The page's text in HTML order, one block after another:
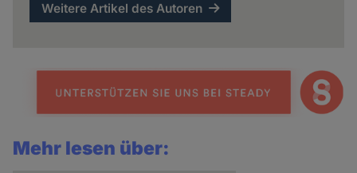
Weitere Artikel des Autoren
Mehr lesen über: